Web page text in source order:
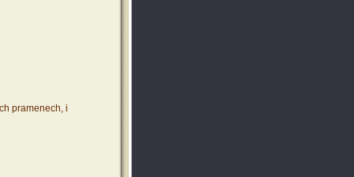
pramenech, i